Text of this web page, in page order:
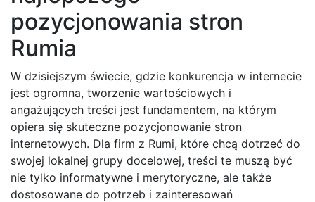
pozycjonowania stron
Rumia
W dzisiejszym świecie, gdzie konkurencja w internecie
jest ogromna, tworzenie wartościowych i
angażujących treści jest fundamentem, na którym
opiera się skuteczne pozycjonowanie stron
internetowych. Dla firm z Rumi, które chcą dotrzeć do
swojej lokalnej grupy docelowej, treści te muszą być
nie tylko informatywne i merytoryczne, ale także
dostosowane do potrzeb i zainteresowań